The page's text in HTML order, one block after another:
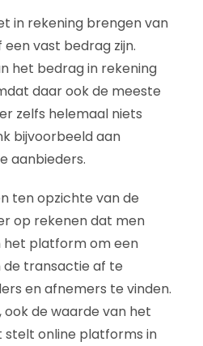
in rekening brengen van
vast bedrag zijn.
het bedrag in rekening
daar ook de meeste
zelfs helemaal niets
bijvoorbeeld aan
aanbieders.
ten opzichte van de
op rekenen dat men
het platform om een
de transactie af te
en afnemers te vinden.
de waarde van het
online platforms in